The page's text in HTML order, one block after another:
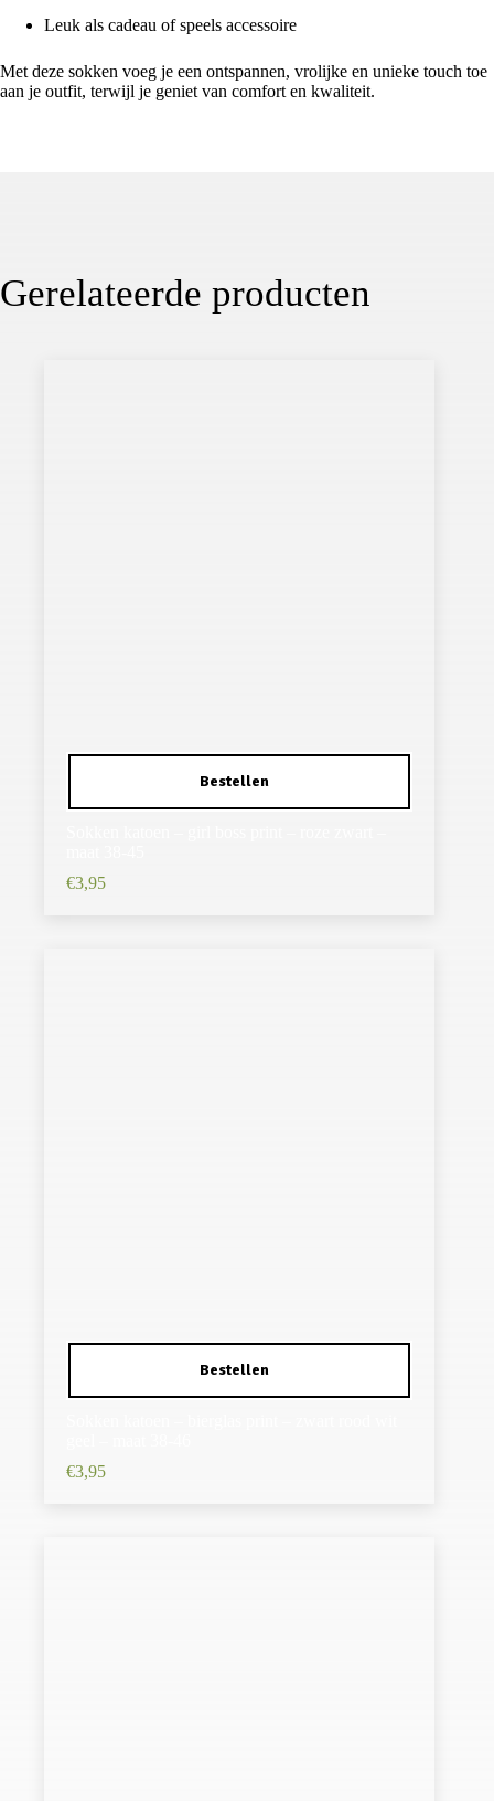
Leuk als cadeau of speels accessoire
Met deze sokken voeg je een ontspannen, vrolijke en unieke touch toe
aan je outfit, terwijl je geniet van comfort en kwaliteit.
Gerelateerde producten
€3,95
€3,95